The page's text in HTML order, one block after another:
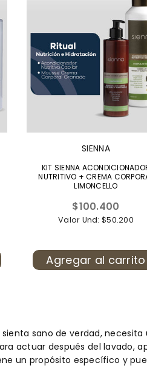
SIENNA
KIT SIENNA
NUTRITIVO + CREMA
LIMONCELLO
Precio
habitual
$100.400
Valor Und: $50.200
Agregar al carrito
sano de verdad,
actuar después del lavado,
un propósito específico y